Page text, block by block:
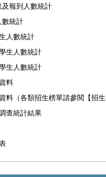
報到人數統計
數統計
人數統計
生人數統計
生人數統計
料
料（各類招生榜單請參閱【招
查統計結果